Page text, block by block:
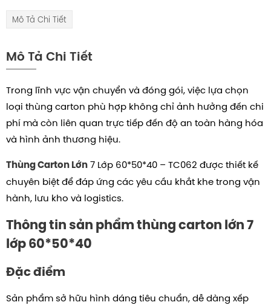
Mô Tả Chi Tiết
Mô Tả Chi Tiết
Trong lĩnh vực vận chuyển và đóng gói, việc lựa chọn
loại thùng carton phù hợp không chỉ ảnh hưởng đến chi
phí mà còn liên quan trực tiếp đến độ an toàn hàng hóa
và hình ảnh thương hiệu.
Thùng Carton Lớn 7 Lớp 60*50*40 – TC062 được thiết kế
chuyên biệt để đáp ứng các yêu cầu khắt khe trong vận
hành, lưu kho và logistics.
Thông tin sản phẩm thùng carton lớn 7
lớp60*50*40
Đặc điểm
Sản phẩm sở hữu hình dáng tiêu chuẩn, dễ dàng xếp